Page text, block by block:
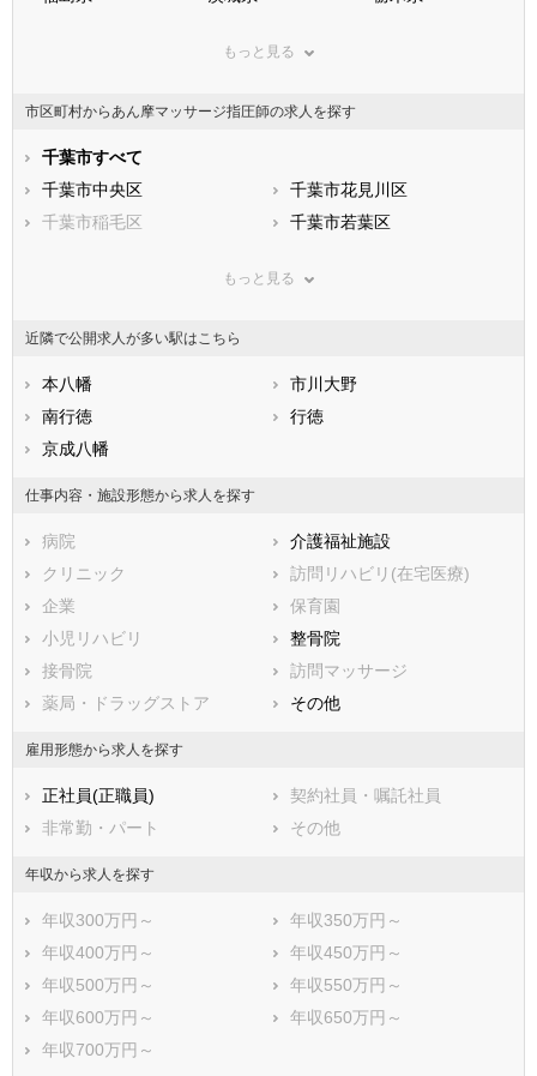
神奈川県
石川県
福井県
静岡県
滋賀県
大阪府
兵庫県
和歌山県
山口県
福岡県
佐賀県
熊本県
鹿児島県
もっと見る
市区町村からあん摩マッサージ指圧師の求人を探す
千葉市すべて
千葉市中央区
千葉市花見川区
千葉市稲毛区
千葉市若葉区
船橋市
木更津市
松戸市
野田市
茂原市
成田市
勝浦市
市原市
流山市
八千代市
我孫子市
鴨川市
鎌ケ谷市
君津市
富津市
浦安市
四街道市
袖ケ浦市
八街市
南房総市
匝瑳市
香取市
山武市
いすみ市
香取郡神崎町
香取郡多古町
香取郡東庄町
山武郡九十九里町
山武郡芝山町
山武郡横芝光町
長生郡一宮町
長生郡睦沢町
長生郡長生村
もっと見る
近隣で公開求人が多い駅はこちら
本八幡
市川大野
南行徳
行徳
京成八幡
仕事内容・施設形態から求人を探す
病院
介護福祉施設
クリニック
訪問リハビリ(在宅医療)
企業
保育園
小児リハビリ
整骨院
接骨院
訪問マッサージ
薬局・ドラッグストア
その他
雇用形態から求人を探す
正社員(正職員)
契約社員・嘱託社員
非常勤・パート
その他
年収から求人を探す
年収300万円～
年収350万円～
年収400万円～
年収450万円～
年収500万円～
年収550万円～
年収600万円～
年収650万円～
年収700万円～